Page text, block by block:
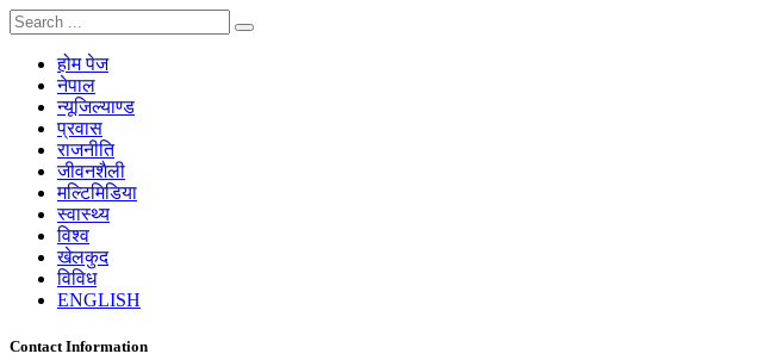
होम पेज
नेपाल
न्यूजिल्याण्ड
प्रवास
राजनीति
जीवनशैली
मल्टिमिडिया
स्वास्थ्य
विश्व
खेलकुद
विविध
ENGLISH
Contact Information